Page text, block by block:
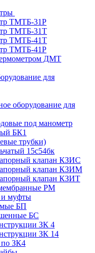
ТМТБ-31Р
ТМТБ-31Т
ТМТБ-41Т
ТМТБ-41Р
ДМТ
для
оборудование для
под манометр
БК1
трубки)
15с54бк
клапан КЗИС
клапан КЗИМ
клапан КЗИТ
РМ
и муфты
БП
БС
ЗК 4
ЗК 14
ЗК4